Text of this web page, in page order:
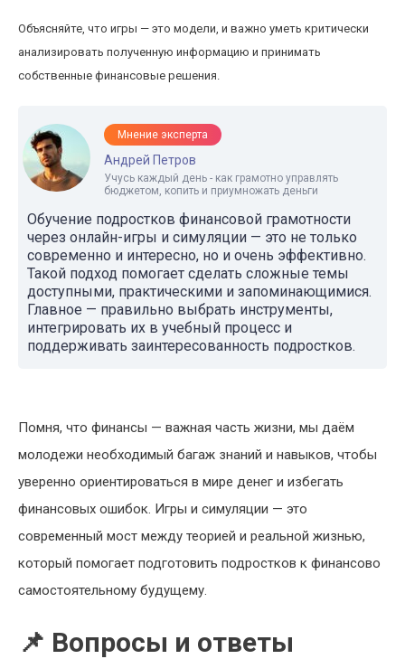
Объясняйте, что игры — это модели, и важно уметь критически
анализировать полученную информацию и принимать
собственные финансовые решения.
Мнение эксперта
Андрей Петров
Учусь каждый день - как грамотно управлять
бюджетом, копить и приумножать деньги
Обучение подростков финансовой грамотности
через онлайн-игры и симуляции — это не только
современно и интересно, но и очень эффективно.
Такой подход помогает сделать сложные темы
доступными, практическими и запоминающимися.
Главное — правильно выбрать инструменты,
интегрировать их в учебный процесс и
поддерживать заинтересованность подростков.
Помня, что финансы — важная часть жизни, мы даём
молодежи необходимый багаж знаний и навыков, чтобы
уверенно ориентироваться в мире денег и избегать
финансовых ошибок. Игры и симуляции — это
современный мост между теорией и реальной жизнью,
который помогает подготовить подростков к финансово
самостоятельному будущему.
📌 Вопросы и ответы